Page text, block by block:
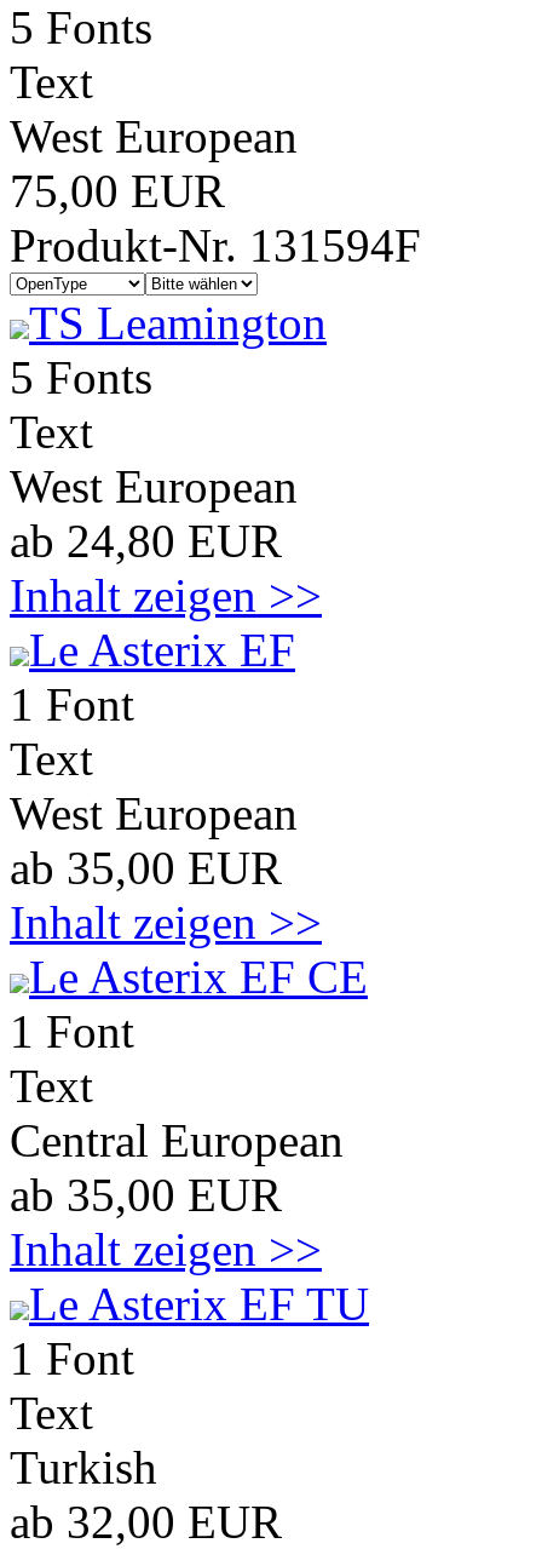
5 Fonts
Text
West European
75,00 EUR
Produkt-Nr. 131594F
TS Leamington
5 Fonts
Text
West European
ab 24,80 EUR
Inhalt zeigen >>
Le Asterix EF
1 Font
Text
West European
ab 35,00 EUR
Inhalt zeigen >>
Le Asterix EF CE
1 Font
Text
Central European
ab 35,00 EUR
Inhalt zeigen >>
Le Asterix EF TU
1 Font
Text
Turkish
ab 32,00 EUR